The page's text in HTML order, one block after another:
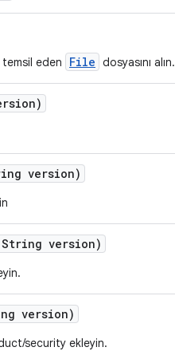
eden File dosyasını alın.
version)
String version)
version)
security ekleyin.